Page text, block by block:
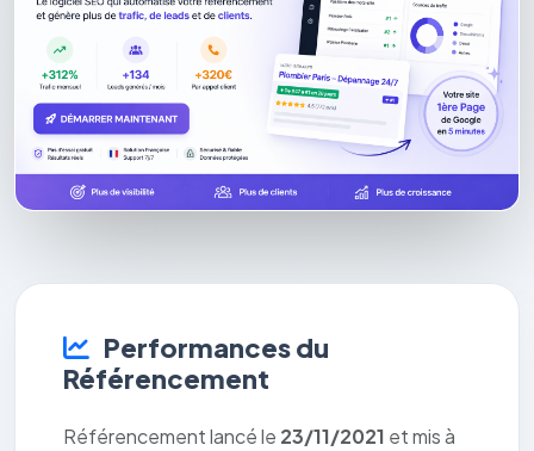
Performances du
Référencement
Référencement lancé le 23/11/2021 et mis à